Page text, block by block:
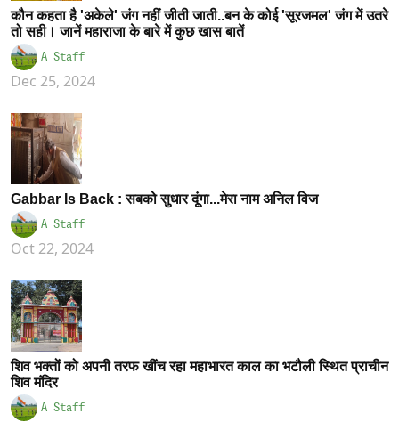
कौन कहता है 'अकेले' जंग नहीं जीती जाती..बन के कोई 'सूरजमल' जंग में उतरे
तो सही। जानें महाराजा के बारे में कुछ खास बातें
A Staff
Dec 25, 2024
Gabbar Is Back : सबको सुधार दूंगा...मेरा नाम अनिल विज
A Staff
Oct 22, 2024
शिव भक्तों को अपनी तरफ खींच रहा महाभारत काल का भटौली स्थित प्राचीन
शिव मंदिर
A Staff